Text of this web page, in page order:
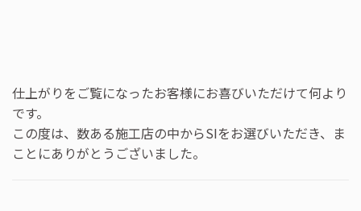
仕上がりをご覧になったお客様にお喜びいただけて何より
です。
この度は、数ある施工店の中からSIをお選びいただき、ま
ことにありがとうございました。